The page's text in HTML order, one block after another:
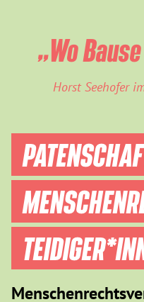
„Wo
Horst Seehofer